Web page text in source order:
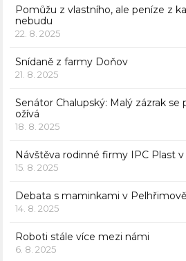
Pomůžu z vlastního, ale peníze z
nebudu
22. 8. 2025
Snídaně z farmy Doňov
21. 8. 2025
Senátor Chalupský: Malý zázrak se
ožívá
18. 8. 2025
Návštěva rodinné firmy IPC Plast v
15. 8. 2025
Debata s maminkami v Pelhřimově
14. 8. 2025
Roboti stále více mezi námi
6. 8. 2025